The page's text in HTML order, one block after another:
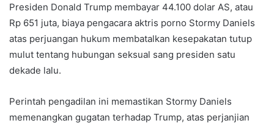
Presiden Donald Trump membayar 44.100 dolar AS, atau
Rp 651 juta, biaya pengacara aktris porno Stormy Daniels
atas perjuangan hukum membatalkan kesepakatan tutup
mulut tentang hubungan seksual sang presiden satu
dekade lalu.
Perintah pengadilan ini memastikan Stormy Daniels
memenangkan gugatan terhadap Trump, atas perjanjian